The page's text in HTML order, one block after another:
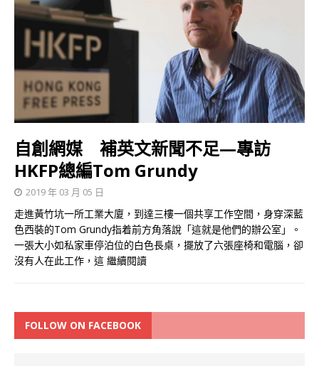
自創網媒 補英文新聞不足—專訪
HKFP總編Tom Grundy
2019 年 03 月 05 日
走進黃竹坑一所工業大廈，到達三樓一個共享工作空間，身穿深藍
色西裝的Tom Grundy指着前方角落說「這就是他們的辦公室」。
一張大小如私家車停泊位的白色長桌，擺放了六張座椅和電腦，卻
沒有人在此工作，這 繼續閱讀
FOLLOW ON FACEBOOK